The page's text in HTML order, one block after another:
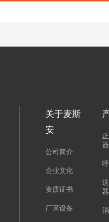
关于麦斯
安
公司简介
企业文化
资质证书
厂区设备
器
器